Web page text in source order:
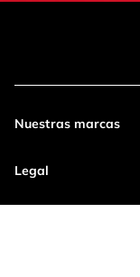
Nuestras marcas
Legal